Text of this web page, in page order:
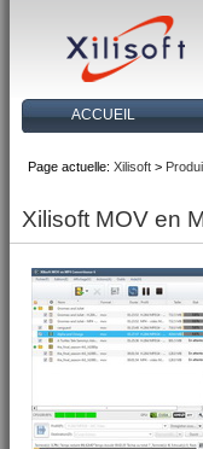
ACCUEIL
Page actuelle: Xilisoft >
Xilisoft MOV en